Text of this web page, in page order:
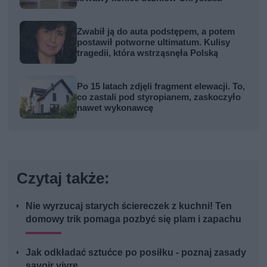
Zwabił ją do auta podstępem, a potem
postawił potworne ultimatum. Kulisy
tragedii, która wstrząsnęła Polską
Po 15 latach zdjęli fragment elewacji. To,
co zastali pod styropianem, zaskoczyło
nawet wykonawcę
Czytaj także:
Nie wyrzucaj starych ściereczek z kuchni! Ten
domowy trik pomaga pozbyć się plam i zapachu
Jak odkładać sztućce po posiłku - poznaj zasady